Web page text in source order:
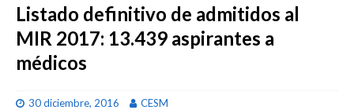
Listado definitivo de admitidos al
MIR 2017: 13.439 aspirantes a
médicos
30 diciembre, 2016 CESM